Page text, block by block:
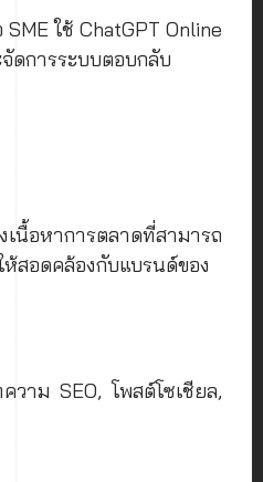
ใช้ ChatGPT Online
ดการระบบตอบกลับ
นื้อหาการตลาดที่สามารถ
สอดคล้องกับแบรนด์ของ
าม SEO, โพสต์โซเชียล,